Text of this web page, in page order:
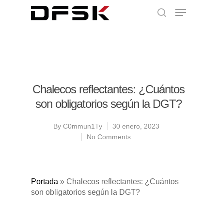
Chalecos reflectantes: ¿Cuántos
son obligatorios según la DGT?
By C0mmun1Ty
30 enero, 2023
No Comments
Portada » Chalecos reflectantes: ¿Cuántos
son obligatorios según la DGT?